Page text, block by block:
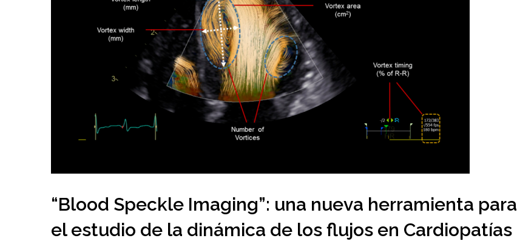
“Blood Speckle Imaging”: una nueva herramienta para
el estudio de la dinámica de los flujos en Cardiopatías